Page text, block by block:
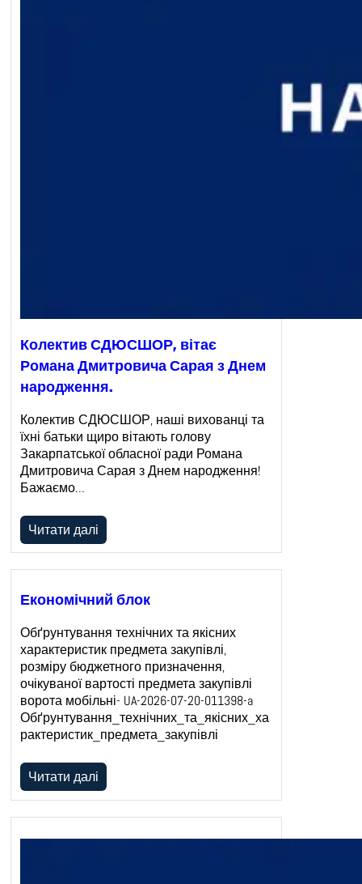
Колектив СДЮСШОР, вітає
Романа Дмитровича Сарая з Днем
народження.
Колектив СДЮСШОР, наші вихованці та
їхні батьки щиро вітають голову
Закарпатської обласної ради Романа
Дмитровича Сарая з Днем народження!
Бажаємо…
Читати далі
Економічний блок
Обґрунтування технічних та якісних
характеристик предмета закупівлі,
розміру бюджетного призначення,
очікуваної вартості предмета закупівлі
ворота мобільні- UA-2026-07-20-011398-a
Обґрунтування_технічних_та_якісних_ха
рактеристик_предмета_закупівлі
Читати далі